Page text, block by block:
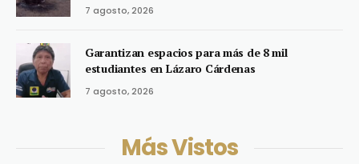
7 agosto, 2026
Garantizan espacios para más de 8 mil
estudiantes en Lázaro Cárdenas
7 agosto, 2026
Más Vistos